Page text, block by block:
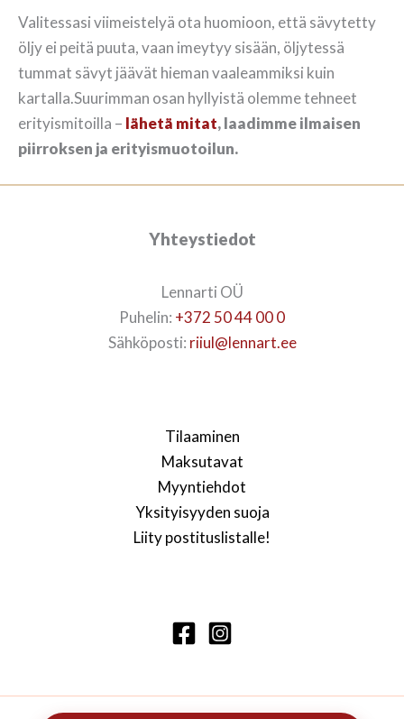
Valitessasi viimeistelyä ota huomioon, että sävytetty
öljy ei peitä puuta, vaan imeytyy sisään, öljytessä
tummat sävyt jäävät hieman vaaleammiksi kuin
kartalla.Suurimman osan hyllyistä olemme tehneet
erityismitoilla – lähetä mitat, laadimme ilmaisen
piirroksen ja erityismuotoilun.
Yhteystiedot
Lennarti OÜ
Puhelin: +372 50 44 00 0
Sähköposti: riiul@lennart.ee
Tilaaminen
Maksutavat
Myyntiehdot
Yksityisyyden suoja
Liity postituslistalle!